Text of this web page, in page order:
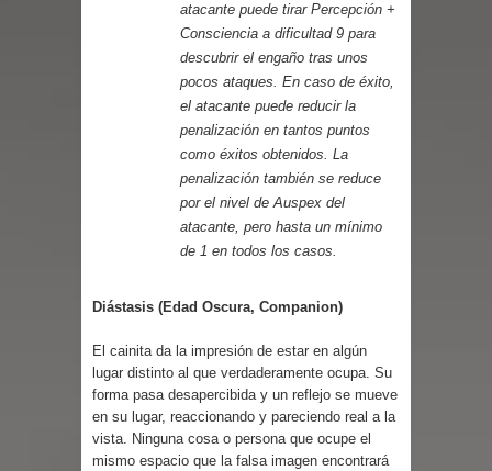
atacante puede tirar Percepción +
Consciencia a dificultad 9 para
descubrir el engaño tras unos
pocos ataques. En caso de éxito,
el atacante puede reducir la
penalización en tantos puntos
como éxitos obtenidos. La
penalización también se reduce
por el nivel de Auspex del
atacante, pero hasta un mínimo
de 1 en todos los casos.
Diástasis (Edad Oscura, Companion)
El cainita da la impresión de estar en algún
lugar distinto al que verdaderamente ocupa. Su
forma pasa desapercibida y un reflejo se mueve
en su lugar, reaccionando y pareciendo real a la
vista. Ninguna cosa o persona que ocupe el
mismo espacio que la falsa imagen encontrará